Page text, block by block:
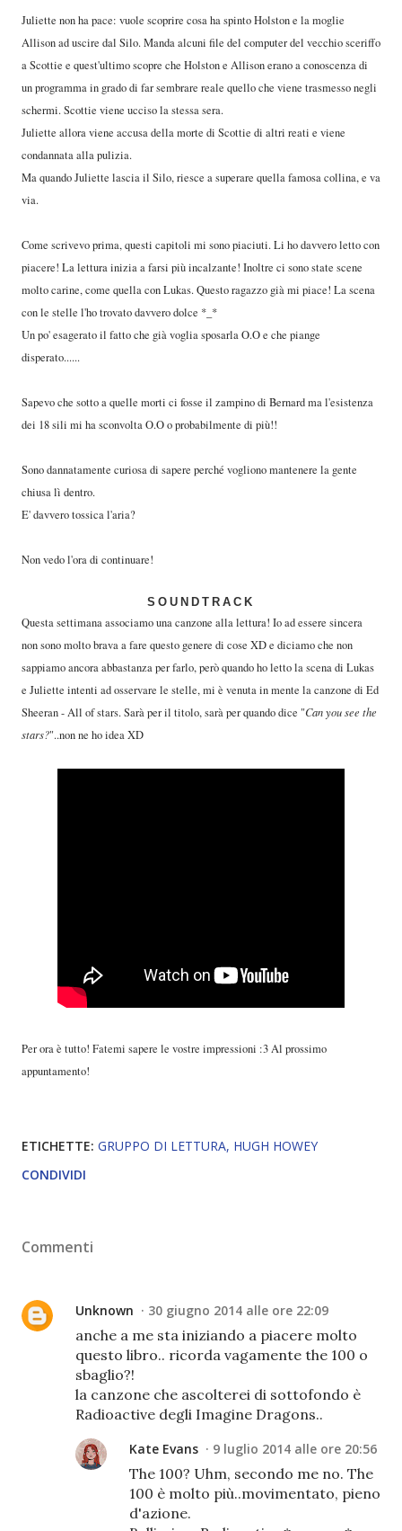
Juliette non ha pace: vuole scoprire cosa ha spinto Holston e la moglie
Allison ad uscire dal Silo. Manda alcuni file del computer del vecchio sceriffo
a Scottie e quest'ultimo scopre che Holston e Allison erano a conoscenza di
un programma in grado di far sembrare reale quello che viene trasmesso negli
schermi. Scottie viene ucciso la stessa sera.
Juliette allora viene accusa della morte di Scottie di altri reati e viene
condannata alla pulizia.
Ma quando Juliette lascia il Silo, riesce a superare quella famosa collina, e va
via.
Come scrivevo prima, questi capitoli mi sono piaciuti. Li ho davvero letto con
piacere! La lettura inizia a farsi più incalzante! Inoltre ci sono state scene
molto carine, come quella con Lukas. Questo ragazzo già mi piace! La scena
con le stelle l'ho trovato davvero dolce *_*
Un po' esagerato il fatto che già voglia sposarla O.O e che piange
disperato......
Sapevo che sotto a quelle morti ci fosse il zampino di Bernard ma l'esistenza
dei 18 sili mi ha sconvolta O.O o probabilmente di più!!
Sono dannatamente curiosa di sapere perché vogliono mantenere la gente
chiusa lì dentro.
E' davvero tossica l'aria?
Non vedo l'ora di continuare!
SOUNDTRACK
Questa settimana associamo una canzone alla lettura! Io ad essere sincera
non sono molto brava a fare questo genere di cose XD e diciamo che non
sappiamo ancora abbastanza per farlo, però quando ho letto la scena di Lukas
e Juliette intenti ad osservare le stelle, mi è venuta in mente la canzone di Ed
Sheeran - All of stars. Sarà per il titolo, sarà per quando dice "Can you see the
stars?"..non ne ho idea XD
Per ora è tutto! Fatemi sapere le vostre impressioni :3 Al prossimo
appuntamento!
ETICHETTE: GRUPPO DI LETTURA HUGH HOWEY
CONDIVIDI
Commenti
Unknown 30 giugno 2014 alle ore 22:09
anche a me sta iniziando a piacere molto
questo libro.. ricorda vagamente the 100 o
sbaglio?!
la canzone che ascolterei di sottofondo è
Radioactive degli Imagine Dragons..
Kate Evans 9 luglio 2014 alle ore 20:56
The 100? Uhm, secondo me no. The
100 è molto più..movimentato, pieno
d'azione.